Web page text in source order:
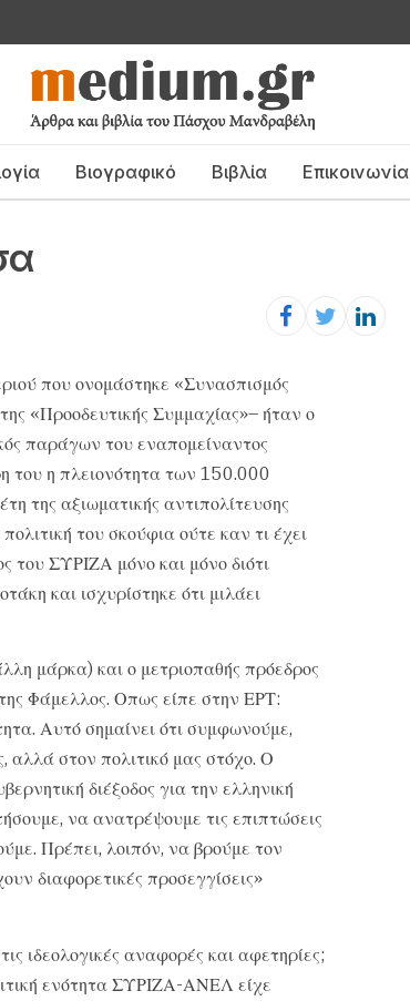
Βιογραφικό Βιβλία Επικοινωνία
που ονομάστηκε «Συνασπισμός
«Προοδευτικής Συμμαχίας»– ήταν ο
παράγων του εναπομείναντος
του η πλειονότητα των 150.000
της αξιωματικής αντιπολίτευσης
του σκούφια ούτε καν τι έχει
του ΣΥΡΙΖΑ μόνο και μόνο διότι
και ισχυρίστηκε ότι μιλάει
μάρκα) και ο μετριοπαθής πρόεδρος
Φάμελλος. Οπως είπε στην ΕΡΤ:
Αυτό σημαίνει ότι συμφωνούμε,
αλλά στον πολιτικό μας στόχο. Ο
διέξοδος για την ελληνική
να ανατρέψουμε τις επιπτώσεις
Πρέπει, λοιπόν, να βρούμε τον
διαφορετικές προσεγγίσεις»
ιδεολογικές αναφορές και αφετηρίες;
ενότητα ΣΥΡΙΖΑ-ΑΝΕΛ είχε